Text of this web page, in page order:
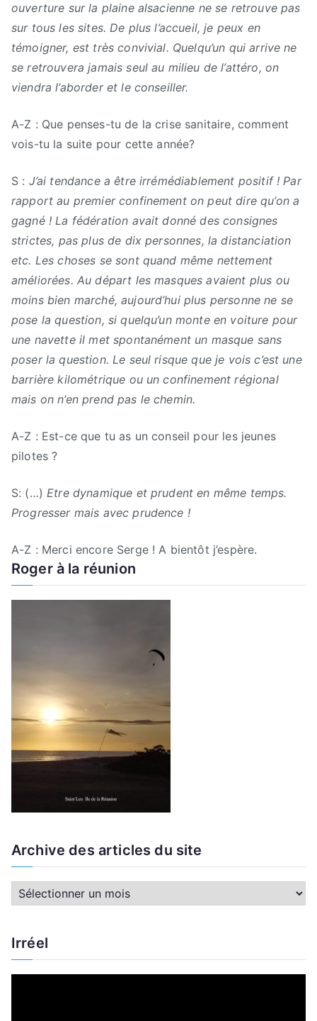
ouverture sur la plaine alsacienne ne se retrouve pas
sur tous les sites. De plus l’accueil, je peux en
témoigner, est très convivial. Quelqu’un qui arrive ne
se retrouvera jamais seul au milieu de l’attéro, on
viendra l’aborder et le conseiller.
A-Z : Que penses-tu de la crise sanitaire, comment
vois-tu la suite pour cette année?
S : J’ai tendance a être irrémédiablement positif ! Par
rapport au premier confinement on peut dire qu’on a
gagné ! La fédération avait donné des consignes
strictes, pas plus de dix personnes, la distanciation
etc. Les choses se sont quand même nettement
améliorées. Au départ les masques avaient plus ou
moins bien marché, aujourd’hui plus personne ne se
pose la question, si quelqu’un monte en voiture pour
une navette il met spontanément un masque sans
poser la question. Le seul risque que je vois c’est une
barrière kilométrique ou un confinement régional
mais on n’en prend pas le chemin.
A-Z : Est-ce que tu as un conseil pour les jeunes
pilotes ?
S: (…)Etre dynamique et prudent en même temps.
Progresser mais avec prudence !
A-Z : Merci encore Serge ! A bientôt j’espère.
Roger à la réunion
Archive des articles du site
h
Irréel